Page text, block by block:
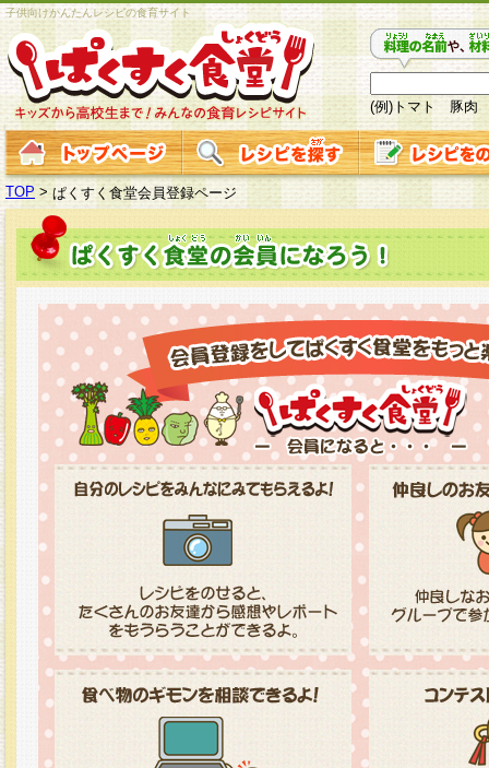
子供向けかんたんレシピの食育サイト
(例)トマト 豚肉
TOP > ぱくすく食堂会員登録ページ